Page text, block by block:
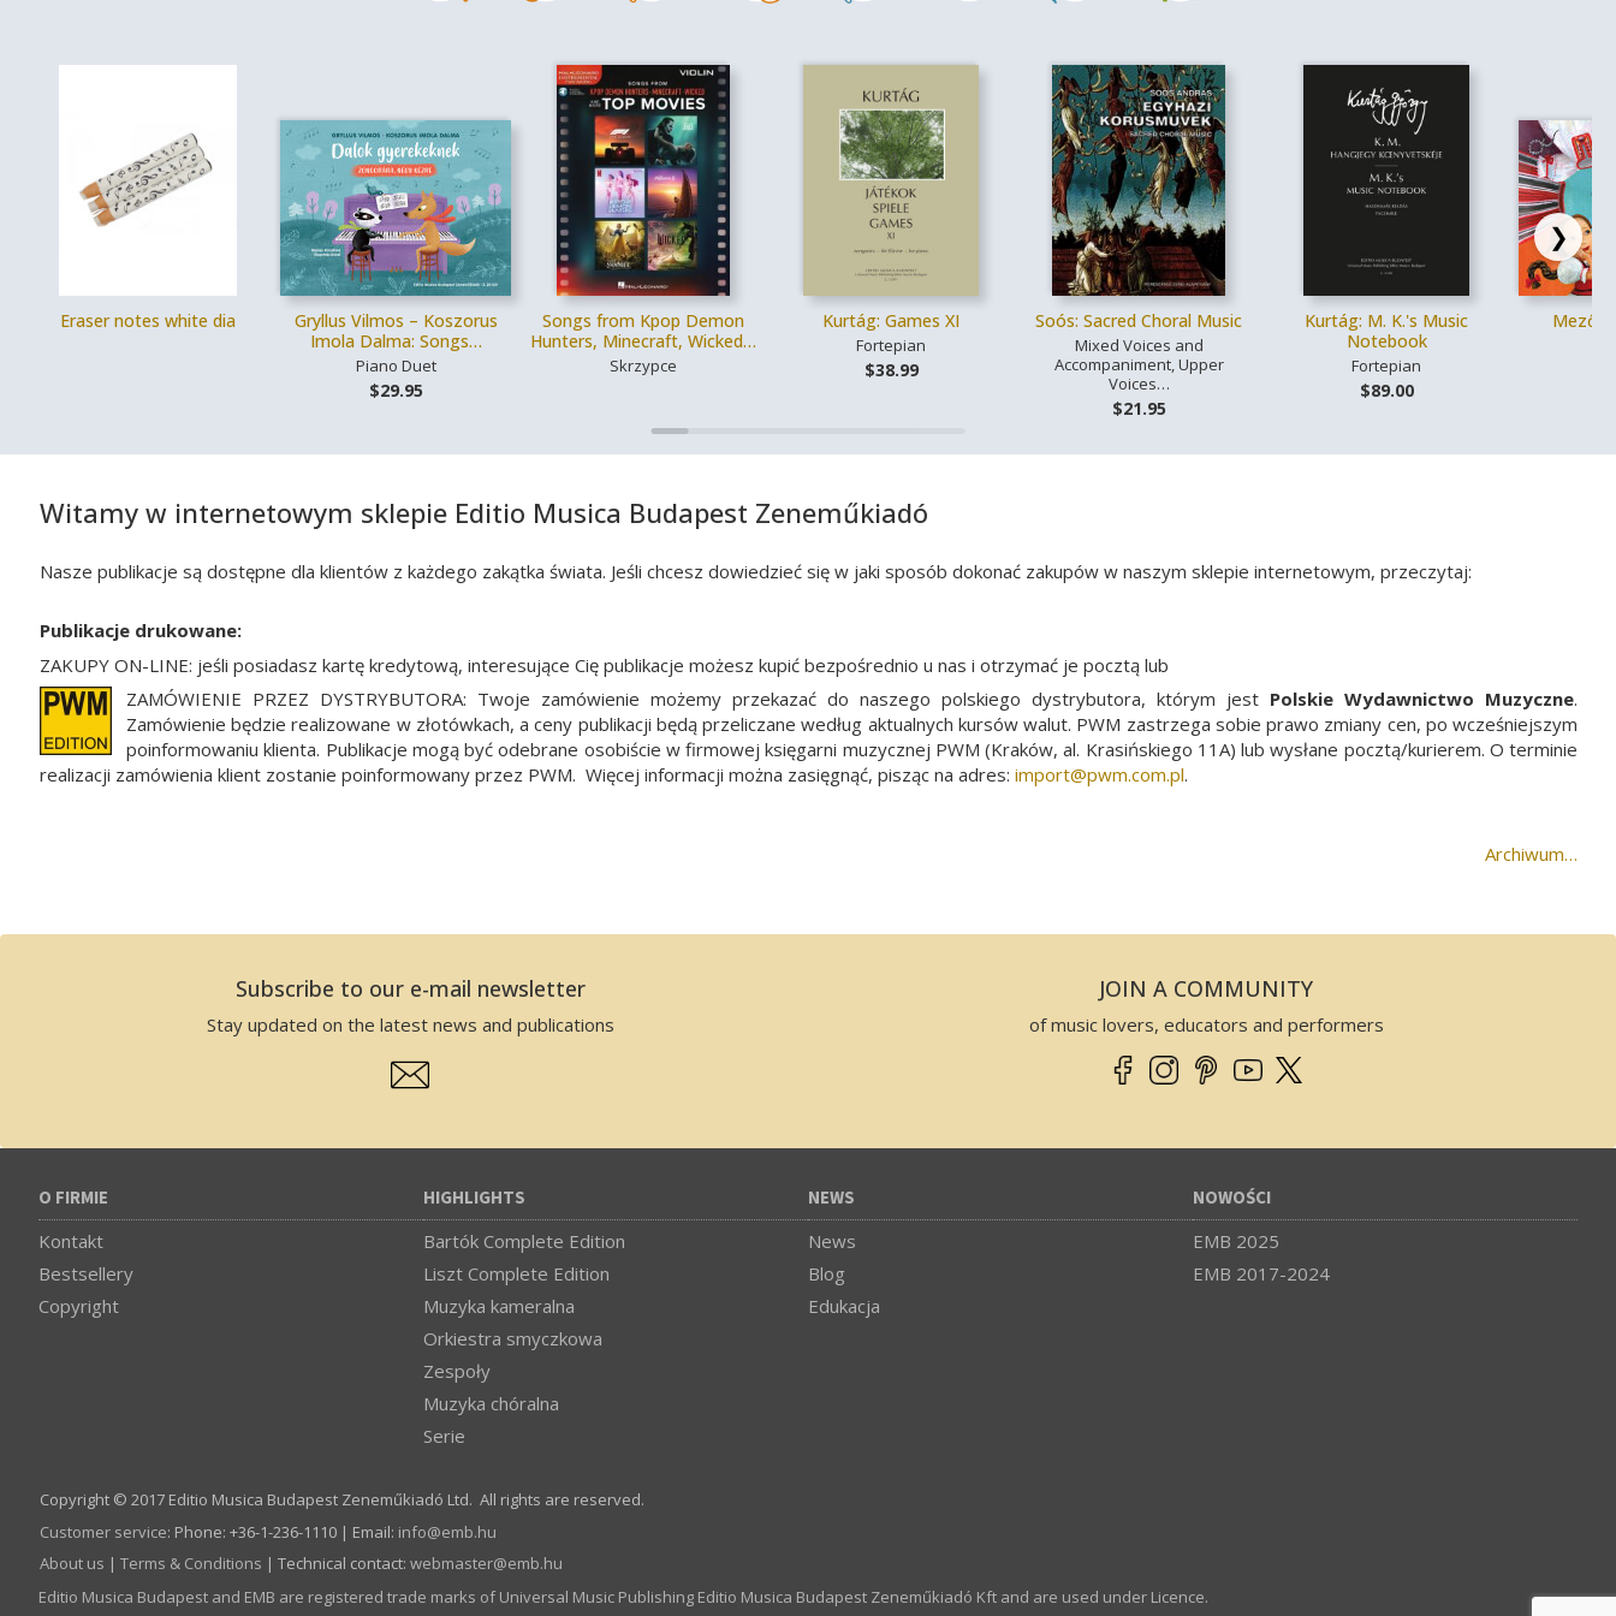
Eraser notes white dia
Gryllus Vilmos – Koszorus
Imola Dalma: Songs…
Piano Duet
$29.95
Songs from Kpop Demon
Hunters, Minecraft, Wicked…
Skrzypce
Kurtág: Games XI
Fortepian
$38.99
Soós: Sacred Choral Music
Mixed Voices and
Accompaniment, Upper
Voices…
$21.95
Kurtág: M. K.'s Music
Notebook
Fortepian
$89.00
Mező:
❯
Witamy w internetowym sklepie Editio Musica Budapest Zeneműkiadó
Nasze publikacje są dostępne dla klientów z każdego zakątka świata. Jeśli chcesz dowiedzieć się w jaki sposób dokonać zakupów w naszym sklepie internetowym, przeczytaj:
Publikacje drukowane:
ZAKUPY ON-LINE: jeśli posiadasz kartę kredytową, interesujące Cię publikacje możesz kupić bezpośrednio u nas i otrzymać je pocztą lub
ZAMÓWIENIE PRZEZ DYSTRYBUTORA: Twoje zamówienie możemy przekazać do naszego polskiego dystrybutora, którym jest Polskie Wydawnictwo Muzyczne.
Zamówienie będzie realizowane w złotówkach, a ceny publikacji będą przeliczane według aktualnych kursów walut. PWM zastrzega sobie prawo zmiany cen, po wcześniejszym
poinformowaniu klienta. Publikacje mogą być odebrane osobiście w firmowej księgarni muzycznej PWM (Kraków, al. Krasińskiego 11A) lub wysłane pocztą/kurierem. O terminie
realizacji zamówienia klient zostanie poinformowany przez PWM. Więcej informacji można zasięgnąć, pisząc na adres: import­@­pwm.com.pl.
Archiwum…
Subscribe to our e-mail newsletter
Stay updated on the latest news and publications
JOIN A COMMUNITY
of music lovers, educators and performers
O FIRMIE
Kontakt
Bestsellery
Copyright
HIGHLIGHTS
Bartók Complete Edition
Liszt Complete Edition
Muzyka kameralna
Orkiestra smyczkowa
Zespoły
Muzyka chóralna
Serie
NEWS
News
Blog
Edukacja
NOWOŚCI
EMB 2025
EMB 2017-2024
Copyright © 2017 Editio Musica Budapest Zeneműkiadó Ltd. All rights are reserved.
Customer service: Phone: +36-1-236-1110 | Email: info­@­emb.hu
About us | Terms & Conditions | Technical contact: webmaster­@­emb.hu
Editio Musica Budapest and EMB are registered trade marks of Universal Music Publishing Editio Musica Budapest Zeneműkiadó Kft and are used under Licence.